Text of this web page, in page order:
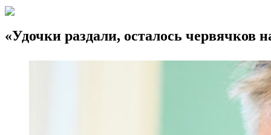
«Удочки раздали, осталось червячков